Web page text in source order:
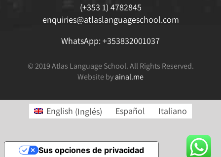
(+353 1) 4782845
enquiries@atlaslanguageschool.com
WhatsApp: +353832001037
© 2019 Atlas Language School. All Rights Reserved.
Website byainal.me
English (Inglés) Español Italiano
Sus opciones de privacidad